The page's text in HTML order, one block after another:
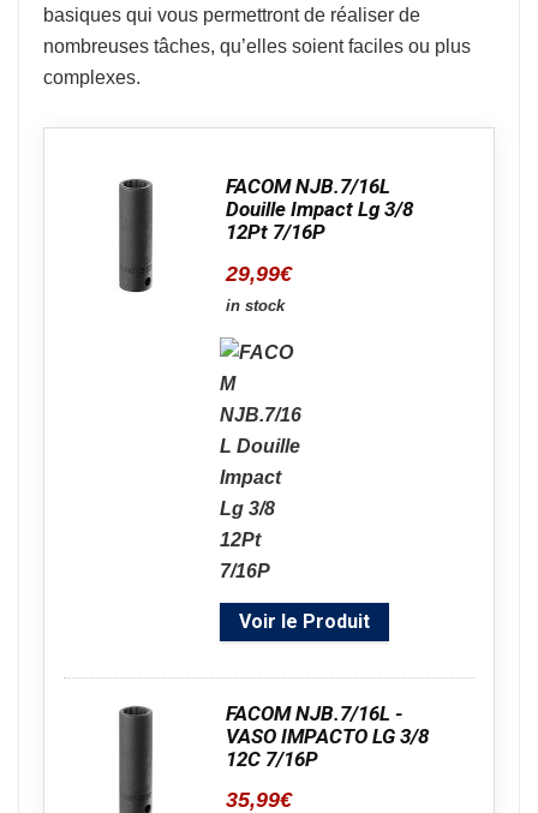
basiques qui vous permettront de réaliser de
nombreuses tâches, qu’elles soient faciles ou plus
complexes.
FACOM NJB.7/16L
Douille Impact Lg 3/8
12Pt 7/16P
29,99€
in stock
Voir le Produit
FACOM NJB.7/16L -
VASO IMPACTO LG 3/8
12C 7/16P
35,99€